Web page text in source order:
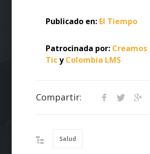
Publicado en: El Tiempo
Patrocinada por: Creamos
TicyColombia LMS
Compartir:
Salud